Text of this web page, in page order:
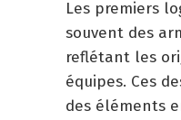
Les premiers
souvent des
reflétant les
équipes. Ces
des éléments